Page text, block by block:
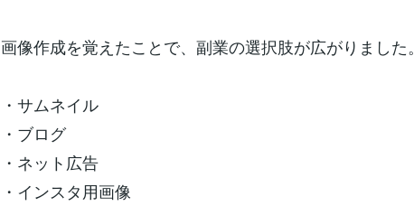
画像作成を覚えたことで、副業の選択肢が広がりました。
・サムネイル
・ブログ
・ネット広告
・インスタ用画像